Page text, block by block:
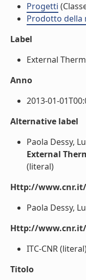
Progetti
Prodotto della
Label
External
Anno
2013-01-
Alternative label
Paola Dessy,
External
(literal)
Http://
Paola Dessy,
Http://
ITC-CNR
Titolo